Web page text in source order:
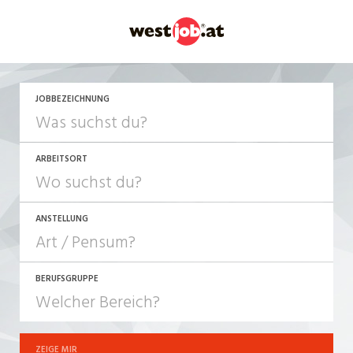
JOBBEZEICHNUNG
ARBEITSORT
ANSTELLUNG
JOB-TYP
Festanstellung
BERUFSGRUPPE
ZEIGE MIR